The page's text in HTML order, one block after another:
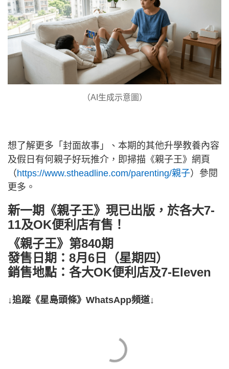
（AI生成示意圖）
想了解更多「封面故事」、本期的其他升學教養內容
及假日有何親子好玩推介，即掃描《親子王》網頁
（https://www.stheadline.com/parenting/親子）參閱
更多。
新一期《親子王》現已出版，於各大7-
11及OK便利店有售！
《親子王》第840期
發售日期：8月6日（星期四）
銷售地點：各大OK便利店及7-Eleven
↓追蹤《星島頭條》WhatsApp頻道↓